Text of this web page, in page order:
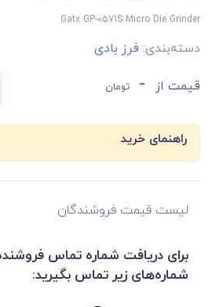
Gatx GP-0571S Micro Die Grinder
دسته‌بندی: فرز بادی
قیمت از - تومان
راهنمای خرید
لیست قیمت فروشندگان
برای دریافت شماره تماس فروشنده
شماره‌های زیر تماس بگیرید: